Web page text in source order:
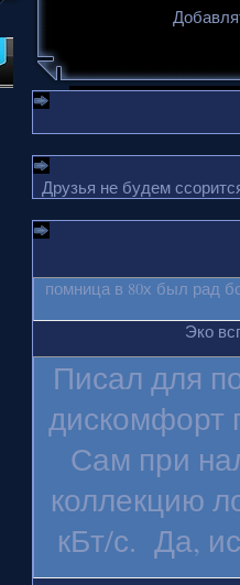
Друзья не будем
помница в 80х был рад
Эко
Писал для
дискомфорт
Сам при
коллекцию
кБт/с. Да,